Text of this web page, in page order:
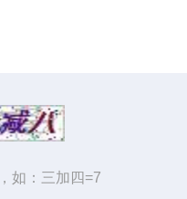
如：三加四=7